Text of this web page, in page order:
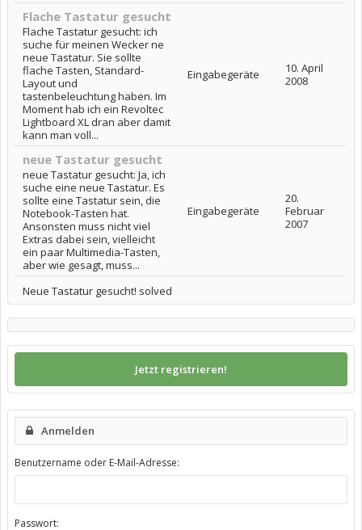
Flache Tastatur gesucht
Flache Tastatur gesucht: ich
suche für meinen Wecker ne
neue Tastatur. Sie sollte
flache Tasten, Standard-
Layout und
tastenbeleuchtung haben. Im
Moment hab ich ein Revoltec
Lightboard XL dran aber damit
kann man voll...
Eingabegeräte
10. April
2008
neue Tastatur gesucht
neue Tastatur gesucht: Ja, ich
suche eine neue Tastatur. Es
sollte eine Tastatur sein, die
Notebook-Tasten hat.
Ansonsten muss nicht viel
Extras dabei sein, vielleicht
ein paar Multimedia-Tasten,
aber wie gesagt, muss...
Eingabegeräte
20.
Februar
2007
Neue Tastatur gesucht! solved
Jetzt registrieren!
Anmelden
Benutzername oder E-Mail-Adresse:
Passwort: